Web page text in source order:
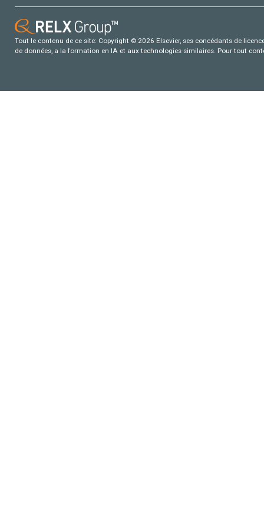
Tout le contenu de ce site: Copyright © 2026 Elsevier, ses concédants de
de données, a la formation en IA et aux technologies similaires. Pour tout